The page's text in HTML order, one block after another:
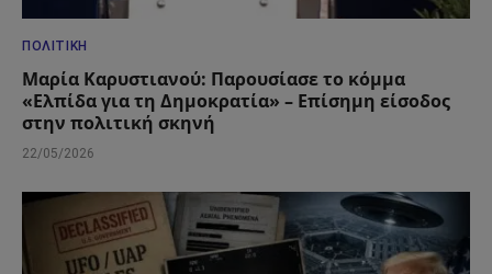
ΠΟΛΙΤΙΚΉ
Μαρία Καρυστιανού: Παρουσίασε το κόμμα
«Ελπίδα για τη Δημοκρατία» – Επίσημη είσοδος
στην πολιτική σκηνή
22/05/2026